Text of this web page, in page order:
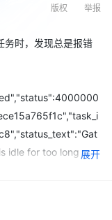
举报
版权
务时，发现总是报错
idle for too long 展开